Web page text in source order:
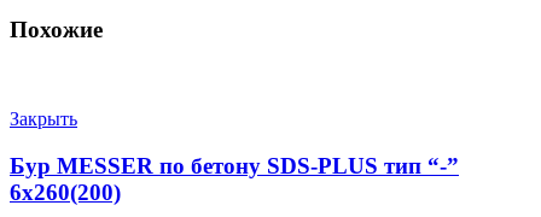
Похожие
Закрыть
Бур MESSER по бетону SDS-PLUS тип “-”
6х260(200)